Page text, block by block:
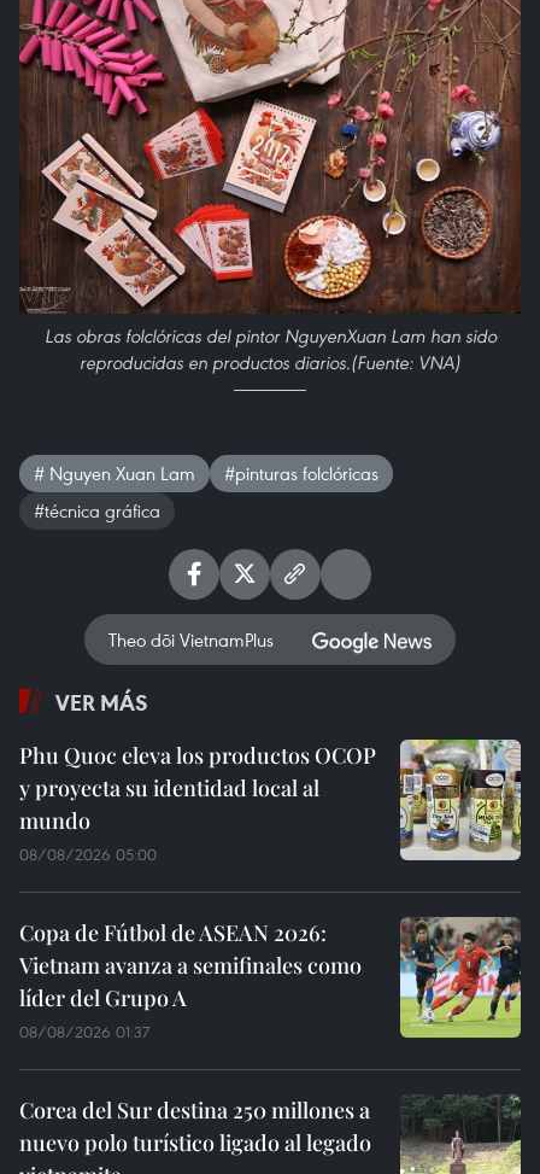
Las obras folclóricas del pintor NguyenXuan Lam han sido
reproducidas en productos diarios.(Fuente: VNA)
# Nguyen Xuan Lam
#pinturas folclóricas
#técnica gráfica
Theo dõi VietnamPlus
VER MÁS
Phu Quoc eleva los productos OCOP
y proyecta su identidad local al
mundo
08/08/2026 05:00
Copa de Fútbol de ASEAN 2026:
Vietnam avanza a semifinales como
líder del Grupo A
08/08/2026 01:37
Corea del Sur destina 250 millones a
nuevo polo turístico ligado al legado